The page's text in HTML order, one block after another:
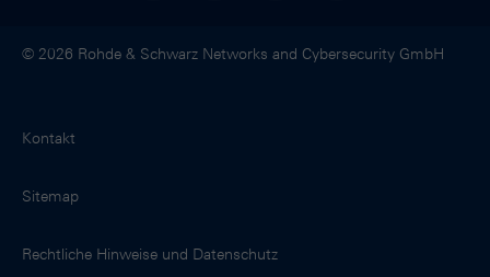
© 2026 Rohde & Schwarz Networks and Cybersecurity GmbH
Kontakt
Sitemap
Rechtliche Hinweise und Datenschutz